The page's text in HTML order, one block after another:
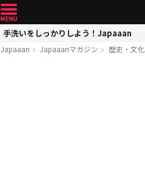
手洗いをしっかりしよう！Japaaan
Japaaan Japaaanマガジン 歴史・文化